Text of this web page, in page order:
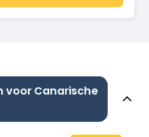
voor Canarische